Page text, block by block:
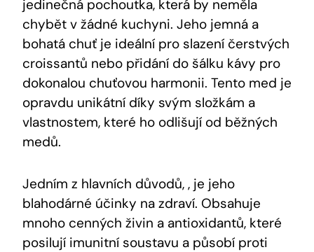
jedinečná pochoutka, která by neměla
chybět v žádné kuchyni. Jeho jemná a
bohatá chuť je ideální pro slazení čerstvých
croissantů nebo přidání do šálku kávy pro
dokonalou chuťovou harmonii. Tento med je
opravdu unikátní díky svým složkám a
vlastnostem, které ho odlišují od běžných
medů.
Jedním z hlavních důvodů, , je jeho
blahodárné účinky na zdraví. Obsahuje
mnoho cenných živin a antioxidantů, které
posilují imunitní soustavu a působí proti